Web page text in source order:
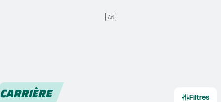
CARRIÈRE Filtres